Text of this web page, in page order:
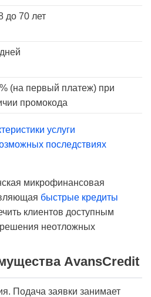
до 70 лет
(на первый платеж) при
промокода
услуги
последствиях
микрофинансовая
быстрые кредиты
клиентов доступным
неотложных
АvansCredit
Подача заявки занимает